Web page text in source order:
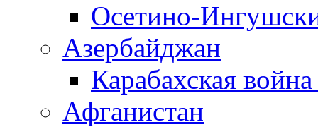
Осетино-
Азербайджан
Карабахская
Афганистан